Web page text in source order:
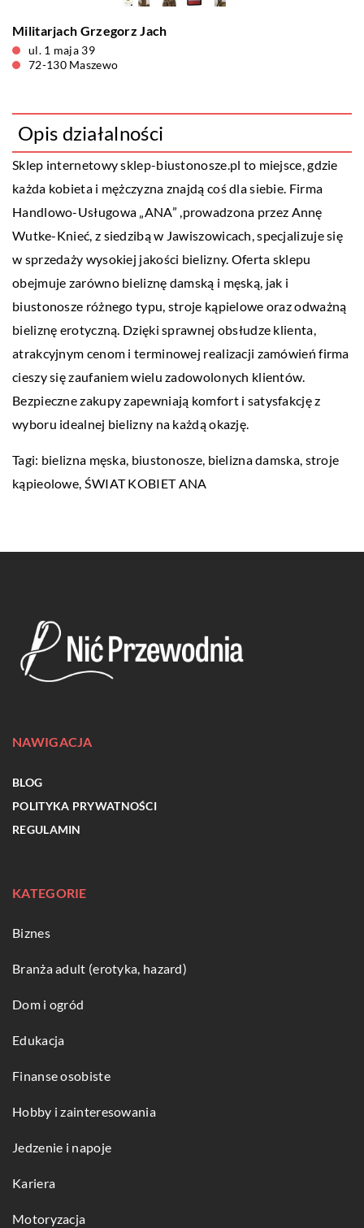
Militarjach Grzegorz Jach
ul. 1 maja 39
72-130 Maszewo
Opis działalności
Sklep internetowy sklep-biustonosze.pl to miejsce, gdzie
każda kobieta i mężczyzna znajdą coś dla siebie. Firma
Handlowo-Usługowa „ANA” ,prowadzona przez Annę
Wutke-Knieć, z siedzibą w Jawiszowicach, specjalizuje się
w sprzedaży wysokiej jakości bielizny. Oferta sklepu
obejmuje zarówno bieliznę damską i męską, jak i
biustonosze różnego typu, stroje kąpielowe oraz odważną
bieliznę erotyczną. Dzięki sprawnej obsłudze klienta,
atrakcyjnym cenom i terminowej realizacji zamówień firma
cieszy się zaufaniem wielu zadowolonych klientów.
Bezpieczne zakupy zapewniają komfort i satysfakcję z
wyboru idealnej bielizny na każdą okazję.
Tagi: bielizna męska, biustonosze, bielizna damska, stroje
kąpieolowe, ŚWIAT KOBIET ANA
NAWIGACJA
BLOG
POLITYKA PRYWATNOŚCI
REGULAMIN
KATEGORIE
Biznes
Branża adult (erotyka, hazard)
Dom i ogród
Edukacja
Finanse osobiste
Hobby i zainteresowania
Jedzenie i napoje
Kariera
Motoryzacja